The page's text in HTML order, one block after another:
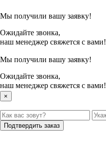
Мы получили вашу заявку!
Ожидайте звонка,
наш менеджер свяжется с вами!
Мы получили вашу заявку!
Ожидайте звонка,
наш менеджер свяжется с вами!
×
Подтвердить заказ